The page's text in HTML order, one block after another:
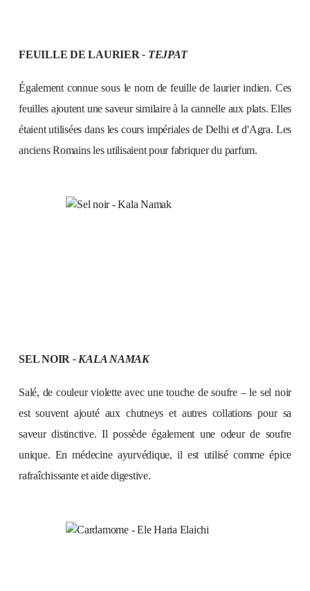
FEUILLE DE LAURIER - TEJPAT
Également connue sous le nom de feuille de laurier indien. Ces
feuilles ajoutent une saveur similaire à la cannelle aux plats. Elles
étaient utilisées dans les cours impériales de Delhi et d'Agra. Les
anciens Romains les utilisaient pour fabriquer du parfum.
SEL NOIR - KALA NAMAK
Salé, de couleur violette avec une touche de soufre – le sel noir
est souvent ajouté aux chutneys et autres collations pour sa
saveur distinctive. Il possède également une odeur de soufre
unique. En médecine ayurvédique, il est utilisé comme épice
rafraîchissante et aide digestive.